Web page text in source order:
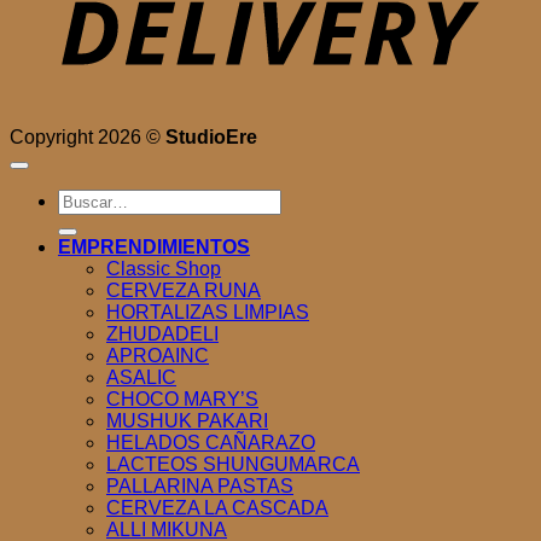
Copyright 2026 © StudioEre
Buscar
por:
EMPRENDIMIENTOS
Classic Shop
CERVEZA RUNA
HORTALIZAS LIMPIAS
ZHUDADELI
APROAINC
ASALIC
CHOCO MARY’S
MUSHUK PAKARI
HELADOS CAÑARAZO
LACTEOS SHUNGUMARCA
PALLARINA PASTAS
CERVEZA LA CASCADA
ALLI MIKUNA